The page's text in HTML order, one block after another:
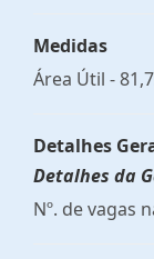
Medidas
Área Útil -
Detalhes
Detalhes da
Nº. de vagas